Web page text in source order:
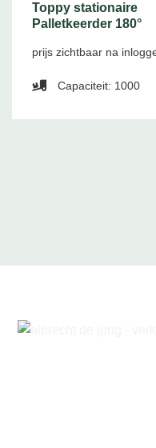
Toppy stationaire
Palletkeerder 180°
prijs zichtbaar na
Capaciteit: 1000